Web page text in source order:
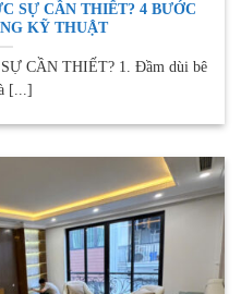
SỰ CẦN THIẾT? 4 BƯỚC
KỸ THUẬT
CẦN THIẾT? 1. Đầm dùi bê
[...]